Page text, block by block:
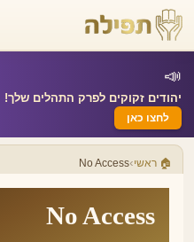
📣
יהודים זקוקים לפרק התהלים שלך!
לחצו כאן
🏠 ראשי›
No Access
No Access